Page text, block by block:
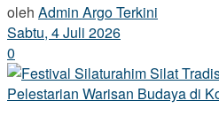
oleh Admin Argo Terkini
Sabtu, 4 Juli 2026
0